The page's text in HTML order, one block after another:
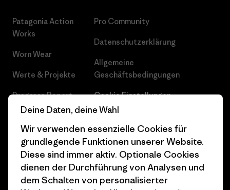
Patagonia Action
Works
Worn Wear
Werte & Projekte
Progress Report
Business Unusual
Klimaziele
1% For The Planet
Wie wir finanzieren
Pro Community
Datenschutzerklärung
Allgemeine
Geschäftsbedingungen
Cookie Einstellungen
Karriere
Pressekontakt
Industry program
Affiliate-Programm
Deine Daten, deine Wahl
Wir verwenden essenzielle Cookies für
grundlegende Funktionen unserer Website.
Diese sind immer aktiv. Optionale Cookies
dienen der Durchführung von Analysen und
dem Schalten von personalisierter